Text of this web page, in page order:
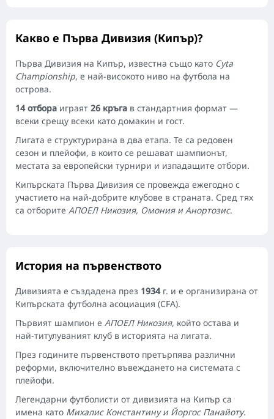
Какво е Първа Дивизия (Кипър)?
Първа Дивизия на Кипър, известна също като Cyta
Championship, е най-високото ниво на футбола на
острова.
14 отбора играят 26 кръга в стандартния формат —
всеки срещу всеки като домакин и гост.
Лигата е структурирана в два етапа. Те са редовен
сезон и плейофи, в които се решават шампионът,
местата за европейски турнири и изпадащите отбори.
Кипърската Първа Дивизия се провежда ежегодно с
участието на най-добрите клубове в страната. Сред тях
са отборите АПОЕЛ Никозия, Омония и Анортозис.
История на първенството
Дивизията е създадена през 1934г. и е организирана от
Кипърската футболна асоциация (CFA).
Първият шампион е АПОЕЛ Никозия, който остава и
най-титулуваният клуб в историята на лигата.
През годините първенството претърпява различни
реформи, включително въвеждането на системата с
плейофи.
Легендарни футболисти от дивизията на Кипър са
имена като Михалис Константину и Йоргос Панайоту.